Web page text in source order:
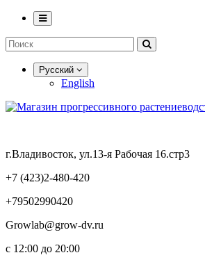
Русский
English
г.Владивосток, ул.13-я Рабочая 16.стр3
+7 (423)2-480-420
+79502990420
Growlab@grow-dv.ru
c 12:00 до 20:00